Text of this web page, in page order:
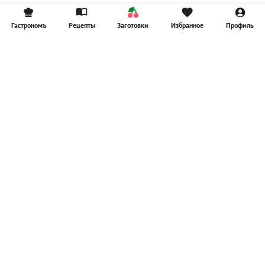
Гастрономъ Рецепты Заготовки Избранное Профиль